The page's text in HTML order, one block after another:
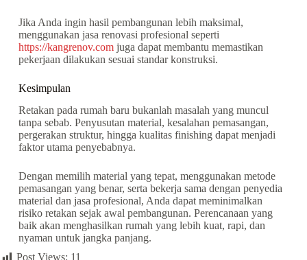
Jika Anda ingin hasil pembangunan lebih maksimal,
menggunakan jasa renovasi profesional seperti
https://kangrenov.comjuga dapat membantu memastikan
pekerjaan dilakukan sesuai standar konstruksi.
Kesimpulan
Retakan pada rumah baru bukanlah masalah yang muncul
tanpa sebab. Penyusutan material, kesalahan pemasangan,
pergerakan struktur, hingga kualitas finishing dapat menjadi
faktor utama penyebabnya.
Dengan memilih material yang tepat, menggunakan metode
pemasangan yang benar, serta bekerja sama dengan penyedia
material dan jasa profesional, Anda dapat meminimalkan
risiko retakan sejak awal pembangunan. Perencanaan yang
baik akan menghasilkan rumah yang lebih kuat, rapi, dan
nyaman untuk jangka panjang.
Post Views: 11